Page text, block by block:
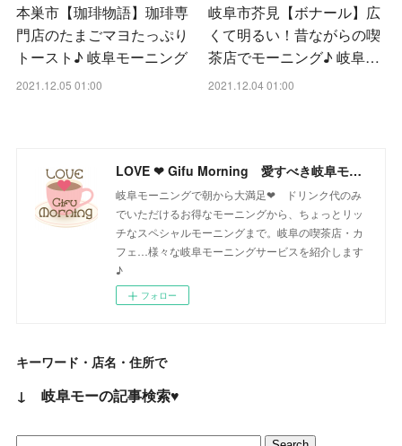
本巣市【珈琲物語】珈琲専
門店のたまごマヨたっぷり
トースト♪ 岐阜モーニング
2021.12.05 01:00
岐阜市芥見【ボナール】広
くて明るい！昔ながらの喫
茶店でモーニング♪ 岐阜…
2021.12.04 01:00
LOVE ❤ Gifu Morning 愛すべき岐阜モーニング♪
岐阜モーニングで朝から大満足❤ ドリンク代のみ
でいただけるお得なモーニングから、ちょっとリッ
チなスペシャルモーニングまで。岐阜の喫茶店・カ
フェ…様々な岐阜モーニングサービスを紹介します
♪
フォロー
キーワード・店名・住所で
↓ 岐阜モーの記事検索♥